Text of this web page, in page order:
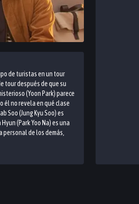
de turistas en un tour
tour después de que su
(Yoon Park) parece
él no revela en qué clase
Soo (Jung Kyu Soo) es
(Park Yoo Na) es una
de los demás,